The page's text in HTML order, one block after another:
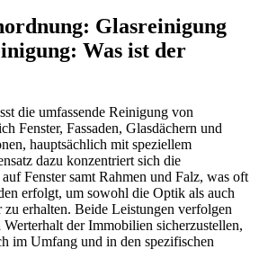
Glasreinigung
Was ist der
die umfassende Reinigung von
Fenster, Fassaden, Glasdächern und
hauptsächlich mit speziellem
dazu konzentriert sich die
Fenster samt Rahmen und Falz, was oft
erfolgt, um sowohl die Optik als auch
zu erhalten. Beide Leistungen verfolgen
der Immobilien sicherzustellen,
im Umfang und in den spezifischen